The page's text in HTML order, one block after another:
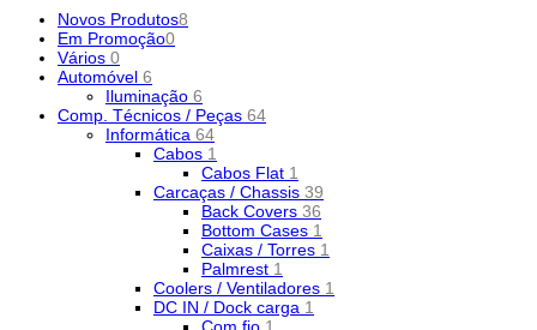
Novos Produtos8
Em Promoção0
Vários 0
Automóvel 6
Iluminação 6
Comp. Técnicos / Peças 64
Informática 64
Cabos 1
Cabos Flat 1
Carcaças / Chassis 39
Back Covers 36
Bottom Cases 1
Caixas / Torres 1
Palmrest 1
Coolers / Ventiladores 1
DC IN / Dock carga 1